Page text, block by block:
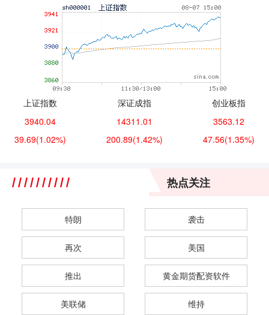
上证指数
3940.04
39.69(1.02%)
深证成指
14311.01
200.89(1.42%)
创业板指
3563.12
47.56(1.35%)
热点关注
特朗 袭击
再次 美国
推出 黄金期货配资软件
美联储 维持